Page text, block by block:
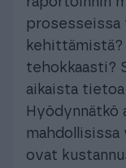
prosesseissa
tehokkaasti?
aikaista tietoa
Hyödynnätkö
ovat